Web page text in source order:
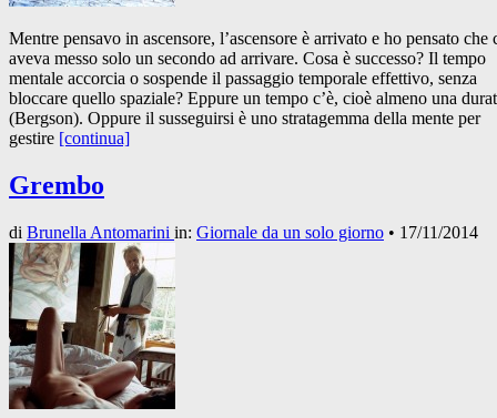
Mentre pensavo in ascensore, l’ascensore è arrivato e ho pensato che
aveva messo solo un secondo ad arrivare. Cosa è successo? Il tempo
mentale accorcia o sospende il passaggio temporale effettivo, senza
bloccare quello spaziale? Eppure un tempo c’è, cioè almeno una
(Bergson). Oppure il susseguirsi è uno stratagemma della mente per
gestire [continua]
Grembo
di Brunella Antomarini in: Giornale da un solo giorno • 17/11/2014